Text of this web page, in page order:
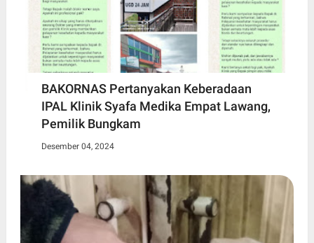
BAKORNAS Pertanyakan Keberadaan
IPAL Klinik Syafa Medika Empat Lawang,
Pemilik Bungkam
Desember 04, 2024